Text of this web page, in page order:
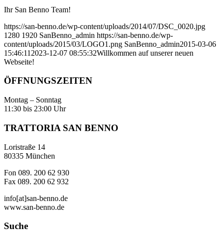
Ihr San Benno Team!
https://san-benno.de/wp-content/uploads/2014/07/DSC_0020.jpg
1280 1920 SanBenno_admin https://san-benno.de/wp-
content/uploads/2015/03/LOGO1.png SanBenno_admin2015-03-06
15:46:11 2023-12-07 08:55:32Willkommen auf unserer neuen
Webseite!
ÖFFNUNGSZEITEN
Montag – Sonntag
11:30 bis 23:00 Uhr
TRATTORIA SAN BENNO
Loristraße 14
80335 München
Fon 089. 200 62 930
Fax 089. 200 62 932
info[at]san-benno.de
www.san-benno.de
Suche